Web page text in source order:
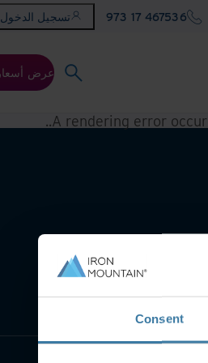
Consent
973 17 467536 تسجيل
عرض
A rendering error
.